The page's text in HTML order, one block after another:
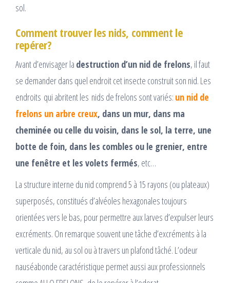
sol.
Comment trouver les nids, comment le
repérer?
Avant d’envisager la destruction d’un nid de frelons, il faut
se demander dans quel endroit cet insecte construit son nid. Les
endroits qui abritent les nids de frelons sont variés: un nid de
frelons un arbre creux, dans un mur, dans ma
cheminée ou celle du voisin, dans le sol, la terre, une
botte de foin, dans les combles ou le grenier, entre
une fenêtre et les volets fermés, etc…
La structure interne du nid comprend 5 à 15 rayons (ou plateaux)
superposés, constitués d’alvéoles hexagonales toujours
orientées vers le bas, pour permettre aux larves d’expulser leurs
excréments. On remarque souvent une tâche d’excréments à la
verticale du nid, au sol ou à travers un plafond tâché. L’odeur
nauséabonde caractéristique permet aussi aux professionnels